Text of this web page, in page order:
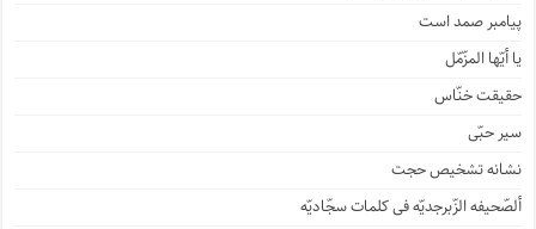
پیامبر صمد است
یا أیّها المزّمّل
حقیقت خنّاس
سیر حبّی
نشانه تشخیص حجت
ألصّحیفه الزّبرجدیّه فی کلمات سجّادیّه